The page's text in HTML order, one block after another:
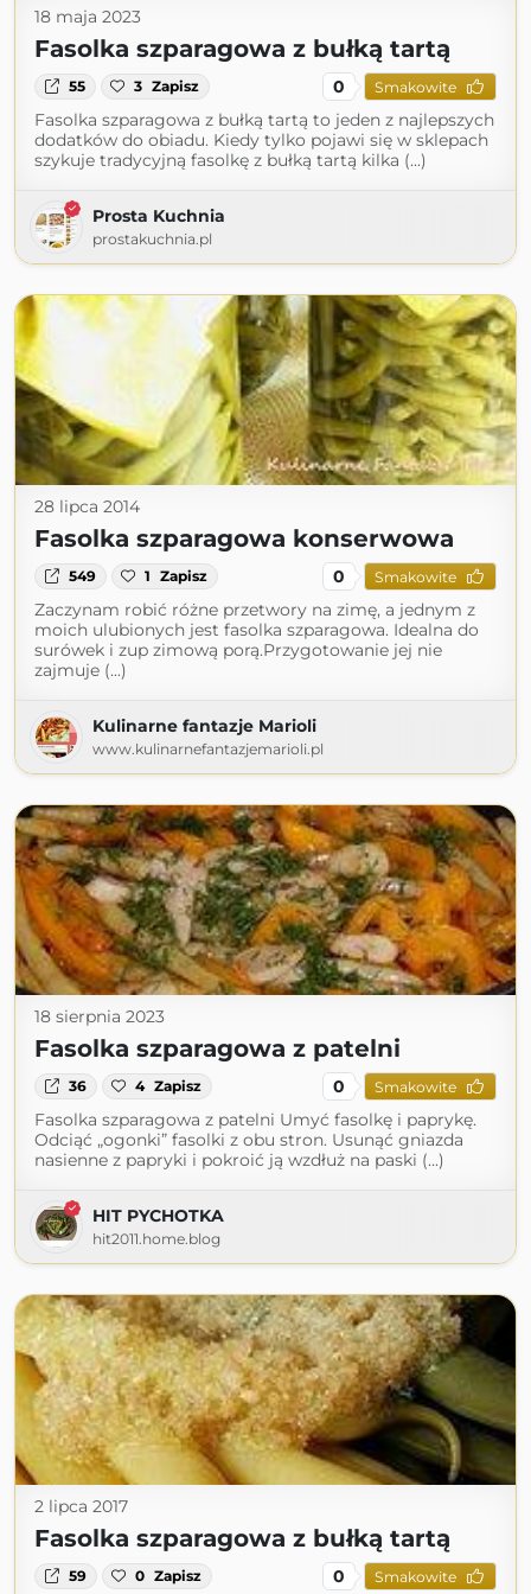
18 maja 2023
Fasolka szparagowa z bułką tartą
55 3 Zapisz 0 Smakowite
Fasolka szparagowa z bułką tartą to jeden z najlepszych
dodatków do obiadu. Kiedy tylko pojawi się w sklepach
szykuje tradycyjną fasolkę z bułką tartą kilka (...)
Prosta Kuchnia
prostakuchnia.pl
28 lipca 2014
Fasolka szparagowa konserwowa
549 1 Zapisz 0 Smakowite
Zaczynam robić różne przetwory na zimę, a jednym z
moich ulubionych jest fasolka szparagowa. Idealna do
surówek i zup zimową porą.Przygotowanie jej nie
zajmuje (...)
Kulinarne fantazje Marioli
www.kulinarnefantazjemarioli.pl
18 sierpnia 2023
Fasolka szparagowa z patelni
36 4 Zapisz 0 Smakowite
Fasolka szparagowa z patelni Umyć fasolkę i paprykę.
Odciąć „ogonki” fasolki z obu stron. Usunąć gniazda
nasienne z papryki i pokroić ją wzdłuż na paski (...)
HIT PYCHOTKA
hit2011.home.blog
2 lipca 2017
Fasolka szparagowa z bułką tartą
59 0 Zapisz 0 Smakowite